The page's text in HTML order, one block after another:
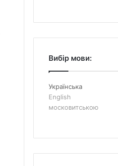
Вибір мови:
Українська
English
московитською